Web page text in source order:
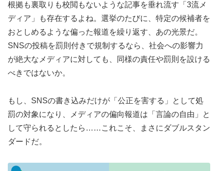
根拠も裏取りも校閲もないような記事を垂れ流す「3流メ
ディア」も存在するよね。選挙のたびに、特定の候補者を
おとしめるような偏った報道を繰り返す、あの光景だ。
SNSの投稿を罰則付きで規制するなら、社会への影響力
が絶大なメディアに対しても、同様の責任や罰則を設ける
べきではないか。
もし、SNSの書き込みだけが「公正を害する」として処
罰の対象になり、メディアの偏向報道は「言論の自由」と
して守られるとしたら……これこそ、まさにダブルスタン
ダードだ。